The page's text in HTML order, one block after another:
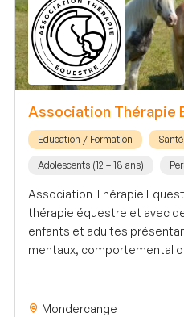
Association Thérapie
Education / Formation Santé
Adolescents (12 – 18 ans)
Association Thérapie
thérapie équestre et avec
enfants et adultes
mentaux, comportemental
Mondercange